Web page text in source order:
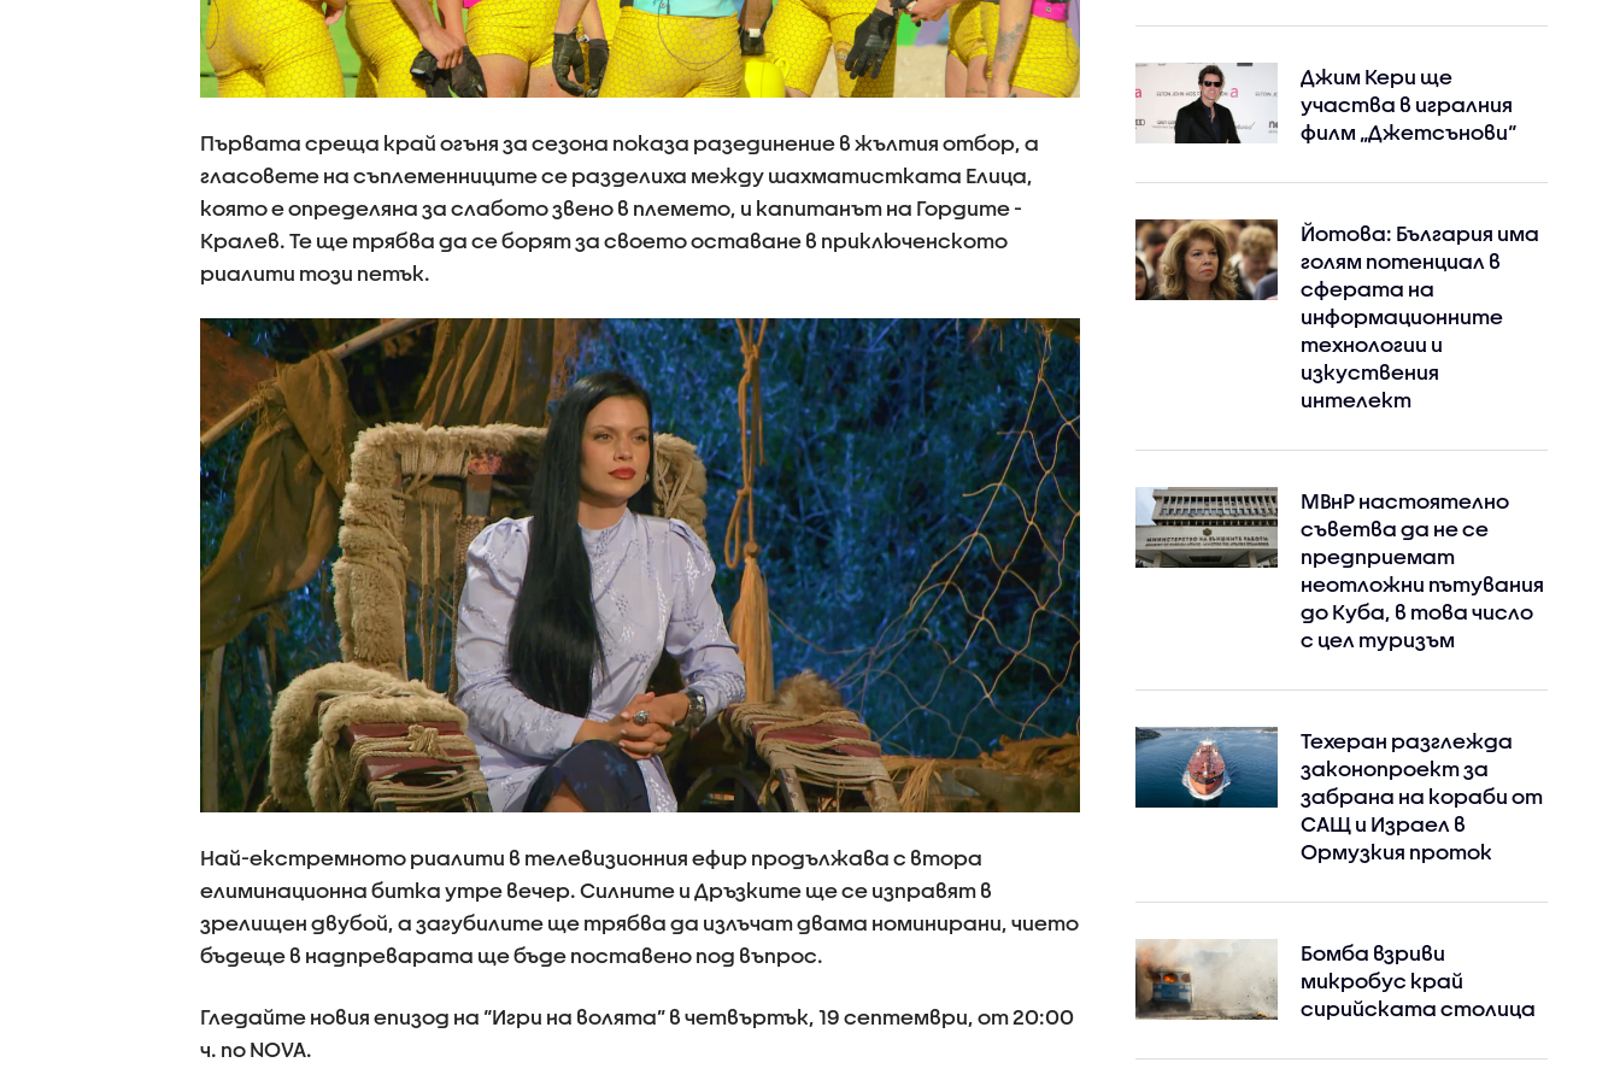
Първата среща край огъня за сезона показа разединение в жълтия отбор, а
гласовете на съплеменниците се разделиха между шахматистката Елица,
която е определяна за слабото звено в племето, и капитанът на Гордите -
Кралев. Те ще трябва да се борят за своето оставане в приключенското
риалити този петък.
Най-екстремното риалити в телевизионния ефир продължава с втора
елиминационна битка утре вечер. Силните и Дръзките ще се изправят в
зрелищен двубой, а загубилите ще трябва да излъчат двама номинирани, чието
бъдеще в надпреварата ще бъде поставено под въпрос.
Гледайте новия епизод на “Игри на волята” в четвъртък, 19 септември, от 20:00
ч. по NOVA.
Джим Кери ще
участва в игралния
филм „Джетсънови“
Йотова: България има
голям потенциал в
сферата на
информационните
технологии и
изкуствения
интелект
МВнР настоятелно
съветва да не се
предприемат
неотложни пътувания
до Куба, в това число
с цел туризъм
Техеран разглежда
законопроект за
забрана на кораби от
САЩ и Израел в
Ормузкия проток
Бомба взриви
микробус край
сирийската столица